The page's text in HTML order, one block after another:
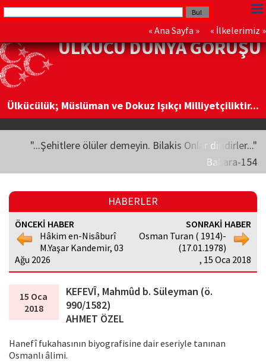
« Ana Sayfa » « İlkelerimiz »
ÜLKÜCÜ DÜNYA GÖRÜŞÜ
Ülkücülük; Müslüman ve Dokuz Işıkçı Milliyetçiliktir...
"...Şehitlere ölüler demeyin. Bilakis Onlar diridirler..."
Bakara-154
HABERLER
ÖNCEKİ HABER
Hâkim en-Nisâburî
M.Yaşar Kandemir, 03
Ağu 2026
SONRAKİ HABER
Osman Turan ( 1914)-
(17.01.1978)
, 15 Oca 2018
15 Oca
2018
KEFEVÎ, Mahmûd b. Süleyman (ö.
990/1582)
AHMET ÖZEL
Hanefî fukahasının biyografisine dair eseriyle tanınan
Osmanlı âlimi.